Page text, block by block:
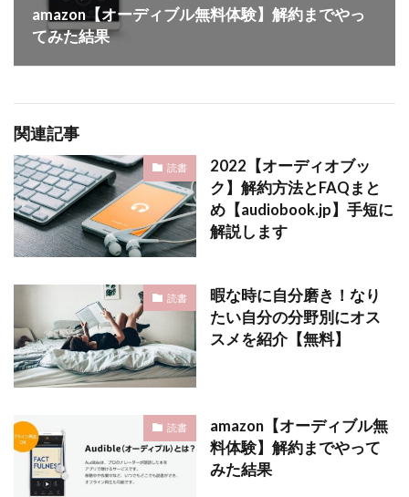
amazon【オーディブル無料体験】解約までやっ
てみた結果
関連記事
読書
2022【オーディオブッ
ク】解約方法とFAQまと
め【audiobook.jp】手短に
解説します
読書
暇な時に自分磨き！なり
たい自分の分野別にオス
スメを紹介【無料】
読書
amazon【オーディブル無
料体験】解約までやって
みた結果